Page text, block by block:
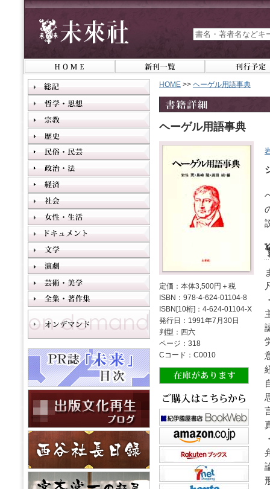
HOME >> ヘーゲル用語事典
ヘーゲル用語事典
定価：本体3,500円＋税
ISBN：978-4-624-01104-8
ISBN[10桁]：4-624-01104-X
発行日：1991年7月30日
判型：四六
ページ：318
Cコード：C0010